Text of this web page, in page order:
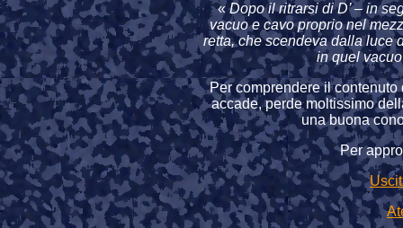
«Dopo il ritrarsi di D’ – in
vacuo e cavo proprio nel
retta, che scendeva dalla luce
in quel
Per comprendere il
accade, perde moltissimo
una buona
Per